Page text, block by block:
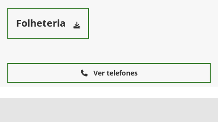
Folheteria
Ver telefones